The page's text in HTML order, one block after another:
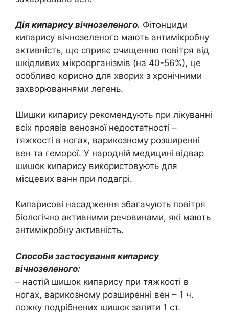
Дія кипарису вічнозеленого. Фітонциди
кипарису вічнозеленого мають антимікробну
активність, що сприяє очищенню повітря від
шкідливих мікроорганізмів (на 40-56%), це
особливо корисно для хворих з хронічними
захворюваннями легень.
Шишки кипарису рекомендують при лікуванні
всіх проявів венозної недостатності –
тяжкості в ногах, варикозному розширенні
вен та геморої. У народній медицині відвар
шишок кипарису використовують для
місцевих ванн при подагрі.
Кипарисові насадження збагачують повітря
біологічно активними речовинами, які мають
антимікробну активність.
Способи застосування кипарису
вічнозеленого:
– настій шишок кипарису при тяжкості в
ногах, варикозному розширенні вен – 1 ч.
ложку подрібнених шишок залити 1 ст.